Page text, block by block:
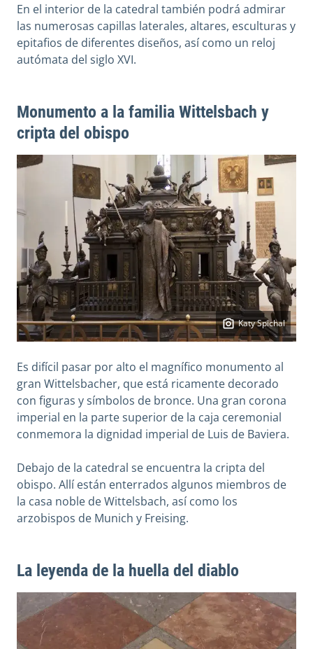
En el interior de la catedral también podrá admirar
las numerosas capillas laterales, altares, esculturas y
epitafios de diferentes diseños, así como un reloj
autómata del siglo XVI.
Monumento a la familia Wittelsbach y
cripta del obispo
Katy Spichal
Es difícil pasar por alto el magnífico monumento al
gran Wittelsbacher, que está ricamente decorado
con figuras y símbolos de bronce. Una gran corona
imperial en la parte superior de la caja ceremonial
conmemora la dignidad imperial de Luis de Baviera.
Debajo de la catedral se encuentra la cripta del
obispo. Allí están enterrados algunos miembros de
la casa noble de Wittelsbach, así como los
arzobispos de Munich y Freising.
La leyenda de la huella del diablo